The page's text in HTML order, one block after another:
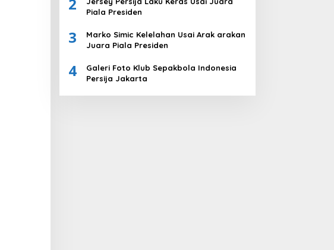
2
Piala Presiden
3
Marko Simic Kelelahan Usai Arak arakan
Juara Piala Presiden
4
Galeri Foto Klub Sepakbola Indonesia
Persija Jakarta